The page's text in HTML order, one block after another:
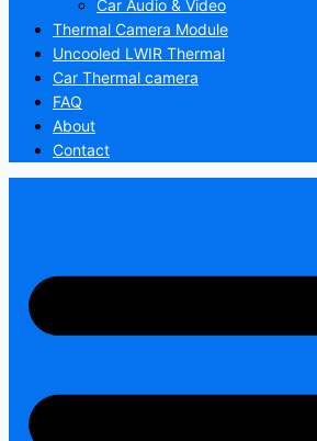
Car Audio & Video
Thermal Camera Module
Uncooled LWIR Thermal
Car Thermal camera
FAQ
About
Contact